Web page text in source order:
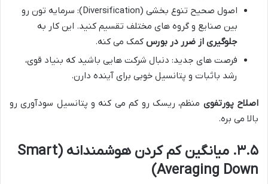
اصول صحیح تنوع بخشی (Diversification): سرمایه تون رو
بین صنایع و گروه های مختلف تقسیم کنید. این کار به
جلوگیری از ضرر در بورس کمک می کنه.
فرصت های جدید: دنبال شرکت هایی باشید که بنیاد قوی،
رشد باثبات و پتانسیل خوبی برای آینده دارن.
اصلاح پورتفوی منظم، ریسک رو کم می کنه و پتانسیل سودآوری رو
بالا می بره.
۳.۵. میانگین کم کردن هوشمندانه (Smart
Averaging Down)